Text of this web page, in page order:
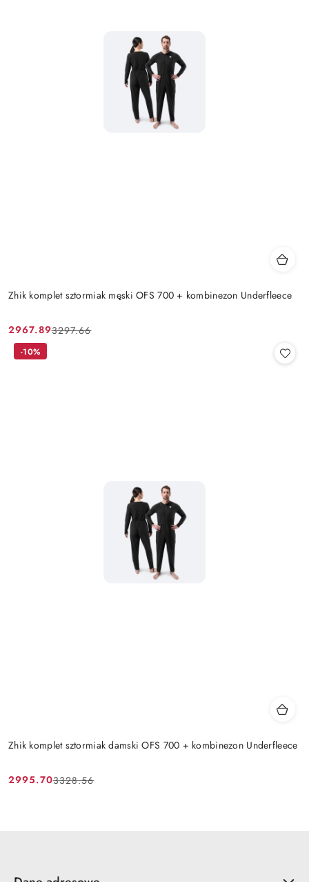
Zhik komplet sztormiak męski OFS 700 + kombinezon Underfleece
Cena
promocyjna:
2967.89
Cena
przed
3297.66
Zhik komplet sztormiak damski OFS 700 + kombinezon Underfleece
Cena
2995.70
Cena
3328.56
-10%